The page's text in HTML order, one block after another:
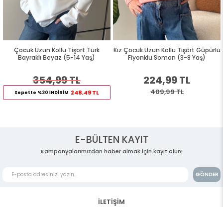
Çocuk Uzun Kollu Tişört Türk
Bayraklı Beyaz (5-14 Yaş)
354,99 TL
Sepette %30 İNDİRİM 248,49 TL
Kız Çocuk Uzun Kollu Tişört Güpürlü
Fiyonklu Somon (3-8 Yaş)
224,99 TL
409,99 TL
E-BÜLTEN KAYIT
Kampanyalarımızdan haber almak için kayıt olun!
GÖNDER
İLETİŞİM